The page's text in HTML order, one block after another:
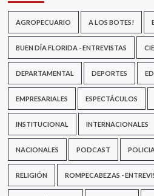
AGROPECUARIO A LOS BOTES!
BUEN DÍA FLORIDA - ENTREVISTAS
DEPARTAMENTAL DEPORTES
EMPRESARIALES ESPECTÁCULOS
INSTITUCIONAL INTERNACIONALES
NACIONALES PODCAST
RELIGIÓN ROMPECABEZAS -